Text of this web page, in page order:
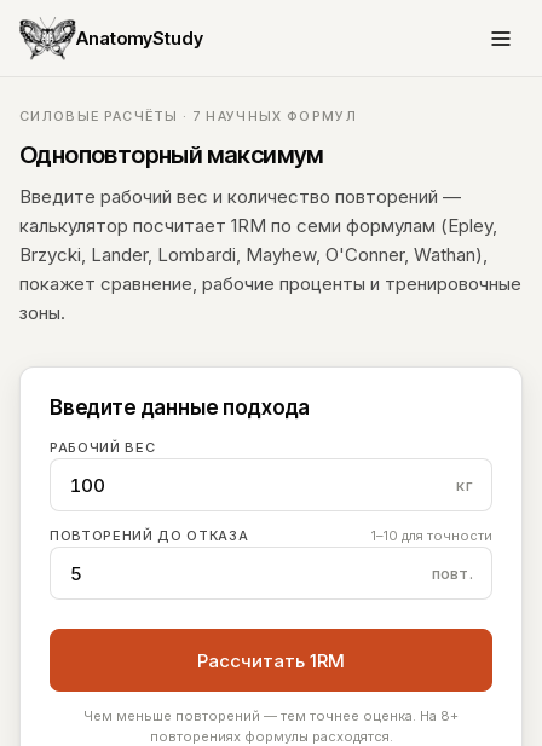
AnatomyStudy
СИЛОВЫЕ РАСЧЁТЫ · 7 НАУЧНЫХ ФОРМУЛ
Одноповторный максимум
Введите рабочий вес и количество повторений —
калькулятор посчитает 1RM по семи формулам (Epley,
Brzycki, Lander, Lombardi, Mayhew, O'Conner, Wathan),
покажет сравнение, рабочие проценты и тренировочные
зоны.
Введите данные подхода
РАБОЧИЙ ВЕС
кг
ПОВТОРЕНИЙ ДО ОТКАЗА 1–10 для точности
повт.
Рассчитать 1RM
Чем меньше повторений — тем точнее оценка. На 8+
повторениях формулы расходятся.